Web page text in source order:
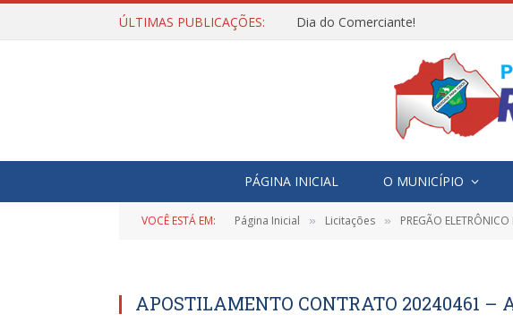
ÚLTIMAS PUBLICAÇÕES: Dia do Comerciante!
PÁGINA INICIAL O MUNICÍPIO
VOCÊ ESTÁ EM: Página Inicial » Licitações » PREGÃO ELETRÔNICO Nº 9/2023-046-FMS
APOSTILAMENTO CONTRATO 20240461 –